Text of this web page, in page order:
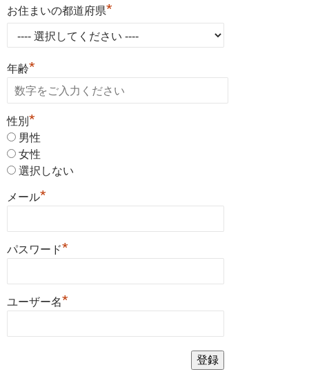
お住まいの都道府県*
年齢*
性別 *
男性
女性
選択しない
メール*
パスワード*
ユーザー名*